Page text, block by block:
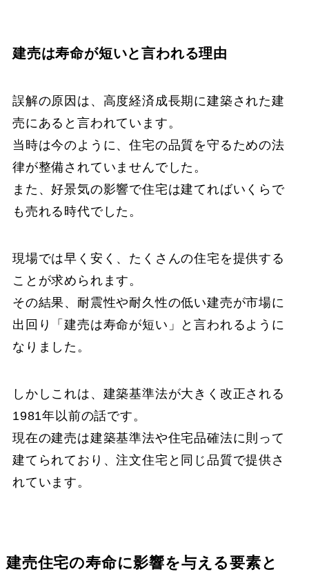
建売は寿命が短いと言われる理由
誤解の原因は、高度経済成長期に建築された建
売にあると言われています。
当時は今のように、住宅の品質を守るための法
律が整備されていませんでした。
また、好景気の影響で住宅は建てればいくらで
も売れる時代でした。
現場では早く安く、たくさんの住宅を提供する
ことが求められます。
その結果、耐震性や耐久性の低い建売が市場に
出回り「建売は寿命が短い」と言われるように
なりました。
しかしこれは、建築基準法が大きく改正される
1981年以前の話です。
現在の建売は建築基準法や住宅品確法に則って
建てられており、注文住宅と同じ品質で提供さ
れています。
建売住宅の寿命に影響を与える要素と